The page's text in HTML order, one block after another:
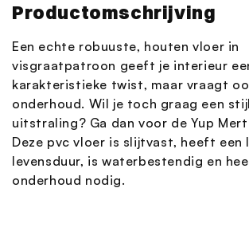
Productomschrijving
Een echte robuuste, houten vloer in
visgraatpatroon geeft je interieur
karakteristieke twist, maar vraagt
onderhoud. Wil je toch graag een
uitstraling? Ga dan voor de Yup
Deze pvc vloer is slijtvast, heeft een
levensduur, is waterbestendig en
onderhoud nodig.